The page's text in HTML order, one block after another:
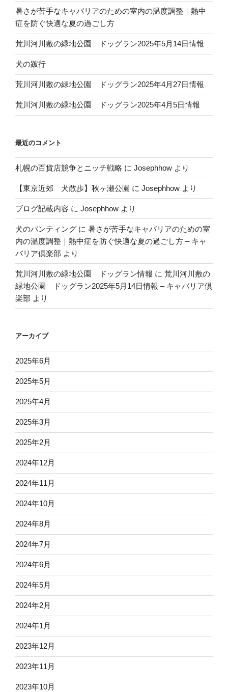
暑さが苦手なキャバリアのための室内の温度調整｜熱中
症を防ぐ快適な夏の過ごし方
荒川河川敷の緑地公園 ドッグラン2025年5月14日情報
犬の跛行
荒川河川敷の緑地公園 ドッグラン2025年4月27日情報
荒川河川敷の緑地公園 ドッグラン2025年4月5日情報
最近のコメント
札幌の百貨店競争とニッチ戦略 に Josephhow より
【東京近郊 犬散歩】秋ヶ瀬公園 に Josephhow より
ブログ記載内容 に Josephhow より
犬のパンティング に 暑さが苦手なキャバリアのための室
内の温度調整｜熱中症を防ぐ快適な夏の過ごし方 – キャ
バリア倶楽部 より
荒川河川敷の緑地公園 ドッグラン情報 に 荒川河川敷の
緑地公園 ドッグラン2025年5月14日情報 – キャバリア倶
楽部 より
アーカイブ
2025年6月
2025年5月
2025年4月
2025年3月
2025年2月
2024年12月
2024年11月
2024年10月
2024年8月
2024年7月
2024年6月
2024年5月
2024年2月
2024年1月
2023年12月
2023年11月
2023年10月